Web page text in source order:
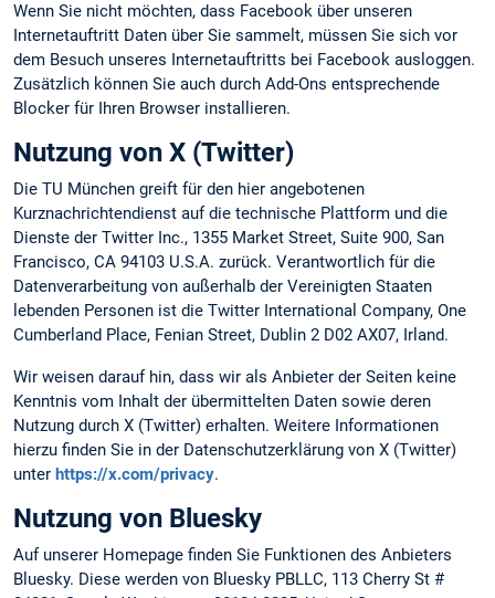
Wenn Sie nicht möchten, dass Facebook über unseren
Internetauftritt Daten über Sie sammelt, müssen Sie sich vor
dem Besuch unseres Internetauftritts bei Facebook ausloggen.
Zusätzlich können Sie auch durch Add-Ons entsprechende
Blocker für Ihren Browser installieren.
Nutzung von X (Twitter)
Die TU München greift für den hier angebotenen
Kurznachrichtendienst auf die technische Plattform und die
Dienste der Twitter Inc., 1355 Market Street, Suite 900, San
Francisco, CA 94103 U.S.A. zurück. Verantwortlich für die
Datenverarbeitung von außerhalb der Vereinigten Staaten
lebenden Personen ist die Twitter International Company, One
Cumberland Place, Fenian Street, Dublin 2 D02 AX07, Irland.
Wir weisen darauf hin, dass wir als Anbieter der Seiten keine
Kenntnis vom Inhalt der übermittelten Daten sowie deren
Nutzung durch X (Twitter) erhalten. Weitere Informationen
hierzu finden Sie in der Datenschutzerklärung von X (Twitter)
unter https://x.com/privacy.
Nutzung von Bluesky
Auf unserer Homepage finden Sie Funktionen des Anbieters
Bluesky. Diese werden von Bluesky PBLLC, 113 Cherry St #